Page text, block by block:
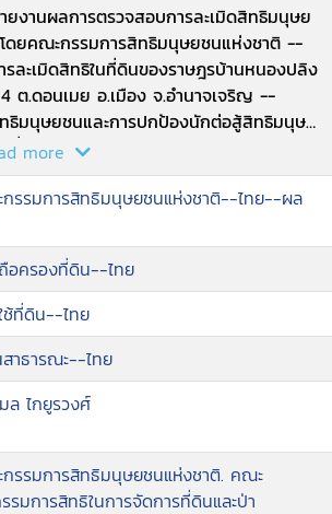
ยงานผลการตรวจสอบการละเมิดสิทธิมนุษย
ดยคณะกรรมการสิทธิมนุษยชนแห่งชาติ --
รละเมิดสิทธิในที่ดินของราษฎรบ้านหนองปลิง
ต.ดอนเมย อ.เมือง จ.อำนาจเจริญ --
ธิมนุษยชนและการปกป้องนักต่อสู้สิทธิมนุษย
นที่ดินสาธารณประโยชน์คลองชายธง
ะจวบคีรีขันธ์ --^tการละเมิดสิทธิในที่ดิน กรณี
ที่ดินสาธารณประโยชน์หว่างเขาตาด อ.เมือง
รนายก --^tสิทธิชุมชนกรณีการบุกรุกที่
รณะชายทะเล บ้านพุน้อย ต.สามร้อยยอด
มร้อยยอด จ.ประจวบคีรีขันธ์ --^tสิทธิในที่ดิน
รัพย์สิน กรรีชาวม้ง ต.ป่ากลาง อ.ปัว จ.น่าน
ไล่และรื้อถอนต้นลิ้นจี่ --^tสิทธิในที่ดินและ
สิน กรณีชุมชนโรงกลวง ต.เขานิเวศน์
อง จ.ระนอง --^tสิทธิชุมชน กรณีราษฎรบ้าน
ก ต.วังยาว อ.ด่านช้าง จ.สุพรรณบุรี ได้รับ
more
รรมการสิทธิมนุษยชนแห่งชาติ--ไทย--ผล
อครองที่ดิน--ไทย
ช้ที่ดิน--ไทย
าธารณะ--ไทย
ล ไกยูรวงศ์
รรมการสิทธิมนุษยชนแห่งชาติ. คณะ
รมการสิทธิในการจัดการที่ดินและป่า